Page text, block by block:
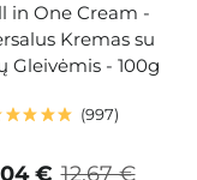
in One Cream -
Kremas su
Gleivėmis - 100g
997
12,67 €
€